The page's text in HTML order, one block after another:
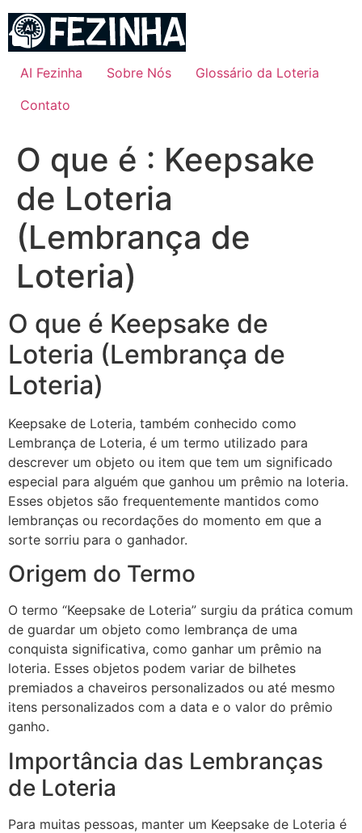
para
conteúdo
AI Fezinha Sobre Nós
Glossário da Loteria
Contato
O que é : Keepsake
de Loteria
(Lembrança de
Loteria)
O que é Keepsake de
Loteria (Lembrança de
Loteria)
Keepsake de Loteria, também conhecido como
Lembrança de Loteria, é um termo utilizado para
descrever um objeto ou item que tem um significado
especial para alguém que ganhou um prêmio na loteria.
Esses objetos são frequentemente mantidos como
lembranças ou recordações do momento em que a
sorte sorriu para o ganhador.
Origem do Termo
O termo “Keepsake de Loteria” surgiu da prática comum
de guardar um objeto como lembrança de uma
conquista significativa, como ganhar um prêmio na
loteria. Esses objetos podem variar de bilhetes
premiados a chaveiros personalizados ou até mesmo
itens personalizados com a data e o valor do prêmio
ganho.
Importância das Lembranças
de Loteria
Para muitas pessoas, manter um Keepsake de Loteria é